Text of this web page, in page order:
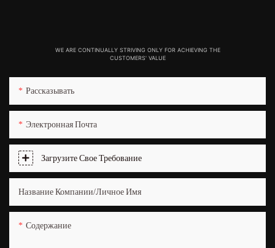
WE ARE CONTINUALLY STRIVING ONLY FOR ACHIEVING THE
CUSTOMERS' VALUE
Рассказывать
Электронная Почта
Загрузите Свое Требование
Название Компании/Личное Имя
Содержание